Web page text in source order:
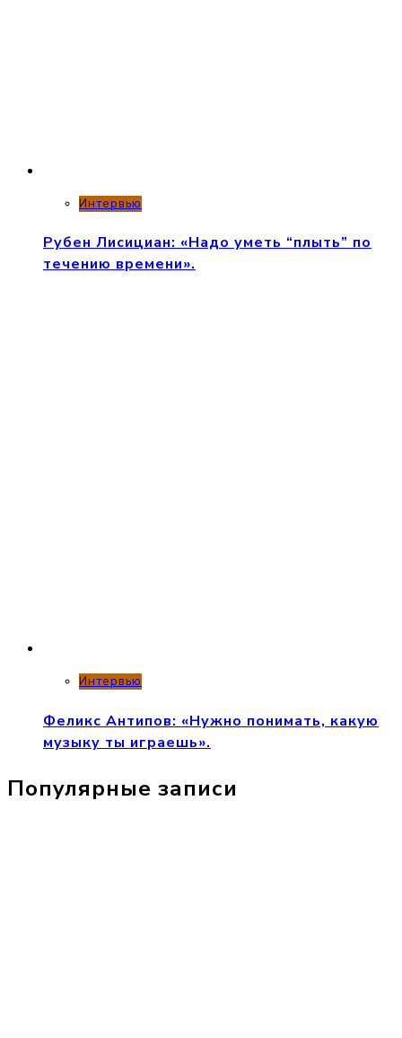
Интервью
Рубен Лисициан: «Надо уметь “плыть” по
течению времени».
Интервью
Феликс Антипов: «Нужно понимать, какую
музыку ты играешь».
Популярные записи